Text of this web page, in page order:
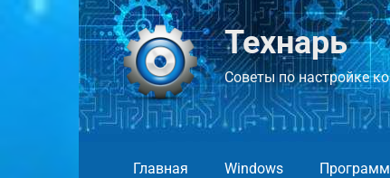
Перейти
Технарь
Советы по настройке
Главная Windows